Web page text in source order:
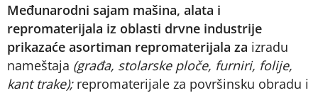
Međunarodni sajam mašina, alata i
repromaterijala iz oblasti drvne industrije
prikazaće asortiman repromaterijala za izradu
nameštaja (građa, stolarske ploče, furniri, folije,
kant trake);repromaterijale za površinsku obradu i